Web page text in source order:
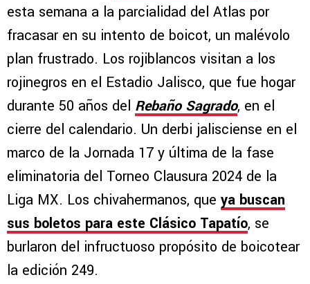
esta semana a la parcialidad del Atlas por
fracasar en su intento de boicot, un malévolo
plan frustrado. Los rojiblancos visitan a los
rojinegros en el Estadio Jalisco, que fue hogar
durante 50 años del Rebaño Sagrado, en el
cierre del calendario. Un derbi jalisciense en el
marco de la Jornada 17 y última de la fase
eliminatoria del Torneo Clausura 2024 de la
Liga MX. Los chivahermanos, que ya buscan
sus boletos para este Clásico Tapatío, se
burlaron del infructuoso propósito de boicotear
la edición 249.